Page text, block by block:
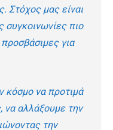
Στόχος μας είναι
συγκοινωνίες πιο
για
κόσμο να προτιμά
αλλάξουμε την
την